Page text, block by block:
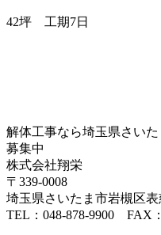
42坪 工期7日
解体工事なら埼玉県さい
募集中
株式会社翔栄
〒339-0008
埼玉県さいたま市岩槻区表
TEL：048-878-9900 FAX